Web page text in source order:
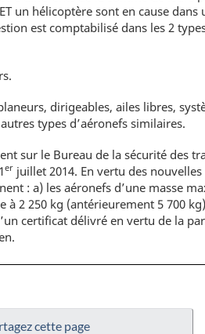
un hélicoptère sont en cause dans
est comptabilisé dans les 2
dirigeables, ailes libres,
types d’aéronefs similaires.
sur le Bureau de la sécurité des
er juillet 2014. En vertu des
: a) les aéronefs d’une masse
à 2 250 kg (antérieurement 5 700
certificat délivré en vertu de la
cette page